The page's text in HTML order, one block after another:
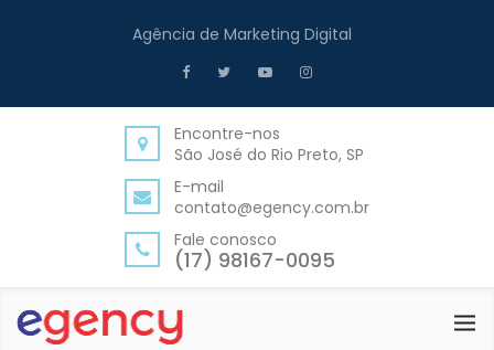
Agência de Marketing Digital
Encontre-nos
São José do Rio Preto, SP
E-mail
contato@egency.com.br
Fale conosco
(17) 98167-0095